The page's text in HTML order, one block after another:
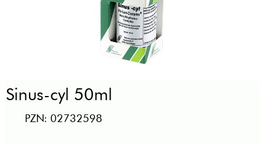
Sinus-cyl 50ml
PZN: 02732598